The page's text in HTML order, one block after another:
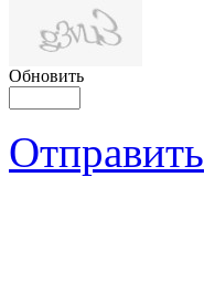
Обновить
Отправить